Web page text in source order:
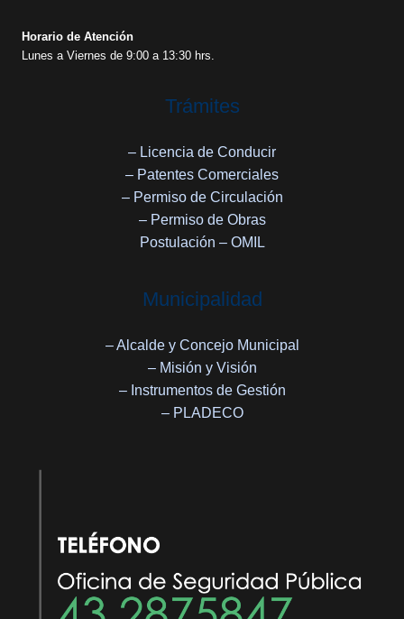
Horario de Atención
Lunes a Viernes de 9:00 a 13:30 hrs.
Trámites
– Licencia de Conducir
– Patentes Comerciales
– Permiso de Circulación
– Permiso de Obras
Postulación – OMIL
Municipalidad
– Alcalde y Concejo Municipal
– Misión y Visión
– Instrumentos de Gestión
– PLADECO